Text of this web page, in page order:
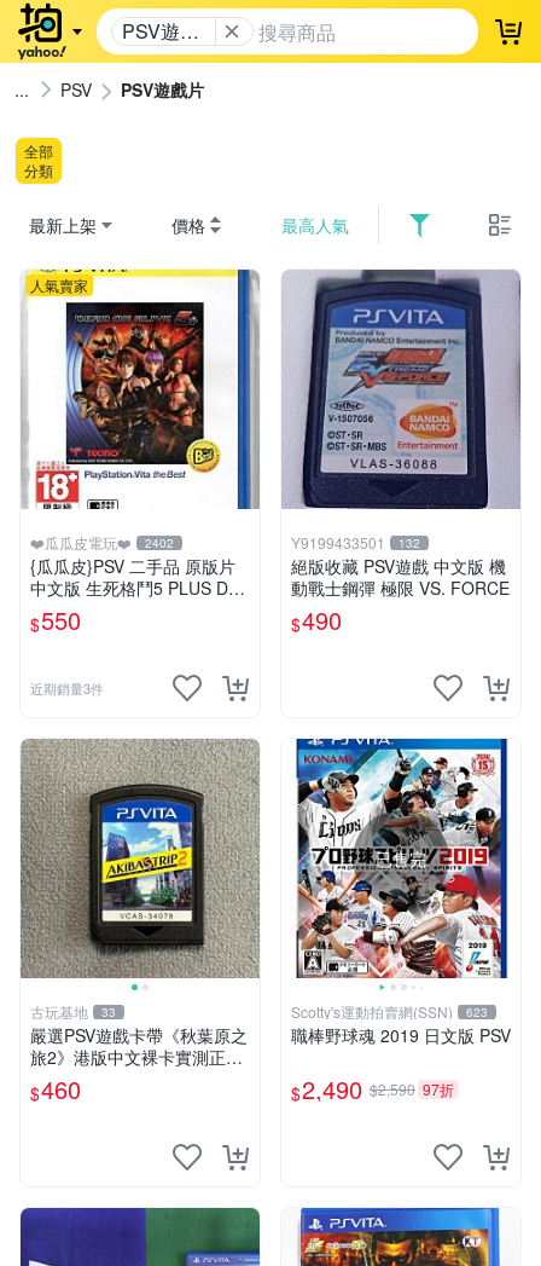
PSV遊戲
片
登
PSV PSV遊戲片
全部
分類
最新上架 價格 最高人氣
人氣賣家
❤️瓜瓜皮電玩❤️ 2402
{瓜瓜皮}PSV 二手品 原版片
中文版 生死格鬥5 PLUS Dea
d or Alive 5(遊戲都有回收)
$550
近期銷量3件
Y9199433501 132
絕版收藏 PSV遊戲 中文版 機
動戰士鋼彈 極限 VS. FORCE
$490
古玩基地 33
嚴選PSV遊戲卡帶《秋葉原之
旅2》港版中文裸卡實測正
常，專機遊戲只可在SONY P
SV上運行 卡帶 psv 港版
$460
已售完
Scotty's運動拍賣網(SSN) 623
職棒野球魂 2019 日文版 PSV
$2,490 $2,590 97折